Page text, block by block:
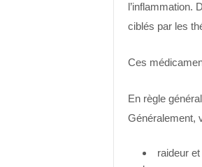
l’inflammation.
ciblés par les
Ces
En règle
Généralement,
raideur